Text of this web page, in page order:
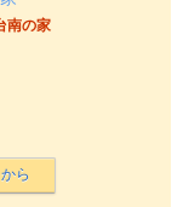
南の家